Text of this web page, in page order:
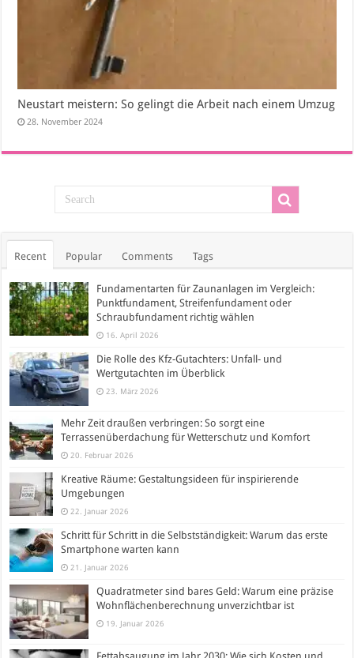
Neustart meistern: So gelingt die Arbeit nach einem Umzug
28. November 2024
Recent Popular Comments Tags
Fundamentarten für Zaunanlagen im Vergleich:
Punktfundament, Streifenfundament oder
Schraubfundament richtig wählen
16. April 2026
Die Rolle des Kfz-Gutachters: Unfall- und
Wertgutachten im Überblick
23. März 2026
Mehr Zeit draußen verbringen: So sorgt eine
Terrassenüberdachung für Wetterschutz und Komfort
20. Februar 2026
Kreative Räume: Gestaltungsideen für inspirierende
Umgebungen
22. Januar 2026
Schritt für Schritt in die Selbstständigkeit: Warum das erste
Smartphone warten kann
21. Januar 2026
Quadratmeter sind bares Geld: Warum eine präzise
Wohnflächenberechnung unverzichtbar ist
19. Januar 2026